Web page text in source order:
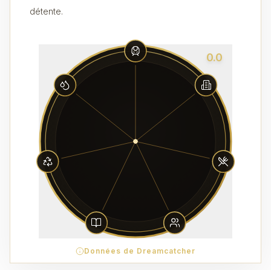
détente.
0.0
Données de Dreamcatcher